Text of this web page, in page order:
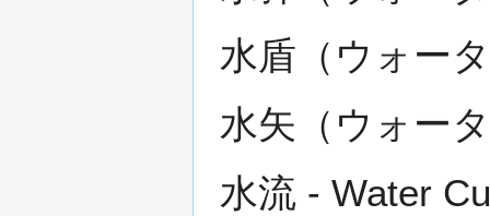
水盾（ウォー
水矢（ウォー
水流 - Water